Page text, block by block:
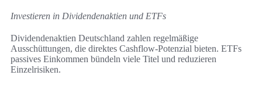
Investieren in Dividendenaktien und ETFs
Dividendenaktien Deutschland zahlen regelmäßige
Ausschüttungen, die direktes Cashflow-Potenzial bieten. ETFs
passives Einkommen bündeln viele Titel und reduzieren
Einzelrisiken.